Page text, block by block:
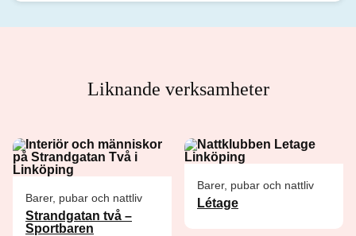
Liknande verksamheter
Barer, pubar och nattliv
Strandgatan två –
Sportbaren
Barer, pubar och nattliv
Létage